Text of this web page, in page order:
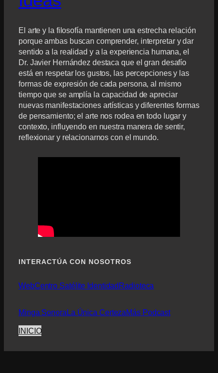
El arte y la filosofía mantienen una estrecha relación
porque ambas buscan comprender, interpretar y dar
sentido a la realidad y a la experiencia humana, el
Dr. Javier Hernández destaca que el gran desafío
está en respetar los gustos, las percepciones y las
formas de expresión de cada persona, al mismo
tiempo que se amplía la capacidad de apreciar
nuevas manifestaciones artísticas y diferentes formas
de pensamiento; el arte nos rodea en todo lugar y
contexto, influyendo en nuestra manera de sentir,
reflexionar y relacionarnos con el mundo.
INTERACTÚA CON NOSOTROS
WebCentro Satélite Identidad Radioteca
Minga SonoraLa Única CertezaMás Podcast
INICIO